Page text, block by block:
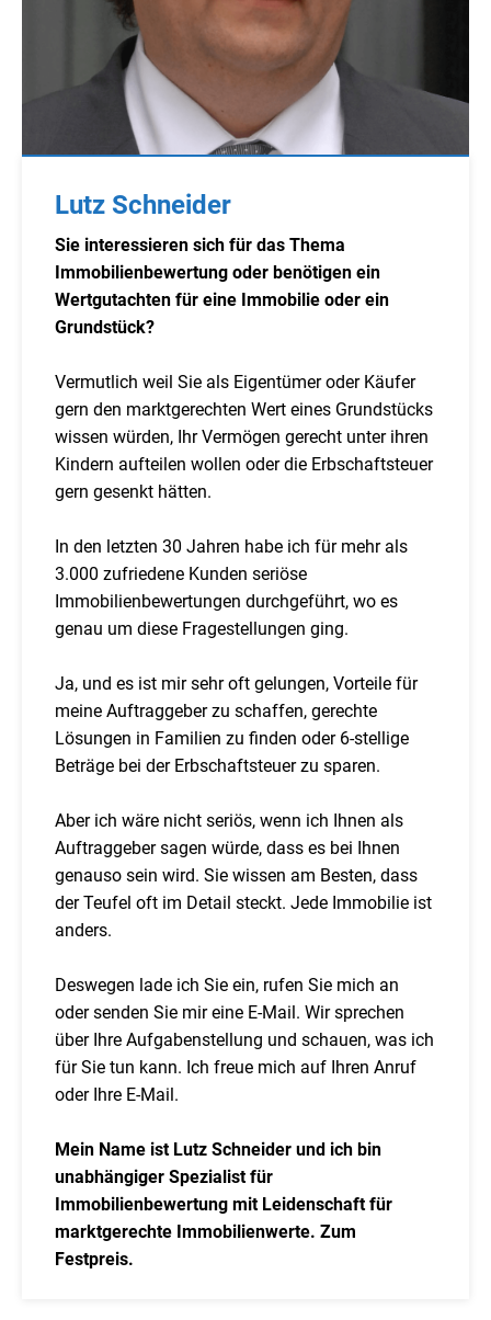
Lutz Schneider
Sie interessieren sich für das Thema
Immobilienbewertung oder benötigen ein
Wertgutachten für eine Immobilie oder ein
Grundstück?
Vermutlich weil Sie als Eigentümer oder Käufer
gern den marktgerechten Wert eines Grundstücks
wissen würden, Ihr Vermögen gerecht unter ihren
Kindern aufteilen wollen oder die Erbschaftsteuer
gern gesenkt hätten.
In den letzten 30 Jahren habe ich für mehr als
3.000 zufriedene Kunden seriöse
Immobilienbewertungen durchgeführt, wo es
genau um diese Fragestellungen ging.
Ja, und es ist mir sehr oft gelungen, Vorteile für
meine Auftraggeber zu schaffen, gerechte
Lösungen in Familien zu finden oder 6-stellige
Beträge bei der Erbschaftsteuer zu sparen.
Aber ich wäre nicht seriös, wenn ich Ihnen als
Auftraggeber sagen würde, dass es bei Ihnen
genauso sein wird. Sie wissen am Besten, dass
der Teufel oft im Detail steckt. Jede Immobilie ist
anders.
Deswegen lade ich Sie ein, rufen Sie mich an
oder senden Sie mir eine E-Mail. Wir sprechen
über Ihre Aufgabenstellung und schauen, was ich
für Sie tun kann. Ich freue mich auf Ihren Anruf
oder Ihre E-Mail.
Mein Name ist Lutz Schneider und ich bin
unabhängiger Spezialist für
Immobilienbewertung mit Leidenschaft für
marktgerechte Immobilienwerte. Zum
Festpreis.